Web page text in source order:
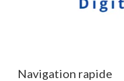
Navigation rapide